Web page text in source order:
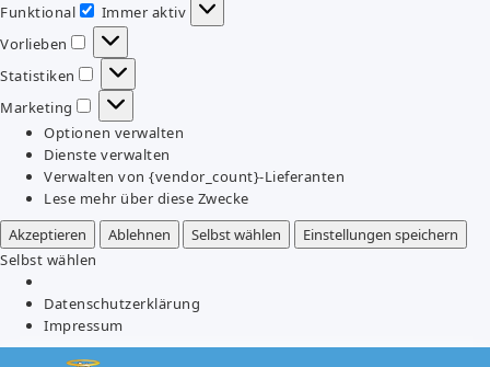
Funktional
Funktional
Immer aktiv
Vorlieben
Vorlieben
Statistiken
Statistiken
Marketing
Marketing
Optionen verwalten
Dienste verwalten
Verwalten von {vendor_count}-Lieferanten
Lese mehr über diese Zwecke
Akzeptieren
Ablehnen Selbst wählen
Einstellungen speichern
Selbst wählen
Datenschutzerklärung
Impressum